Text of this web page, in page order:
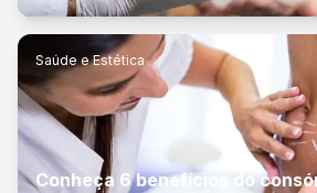
Saúde e Estética
Conheça 6 benefícios do